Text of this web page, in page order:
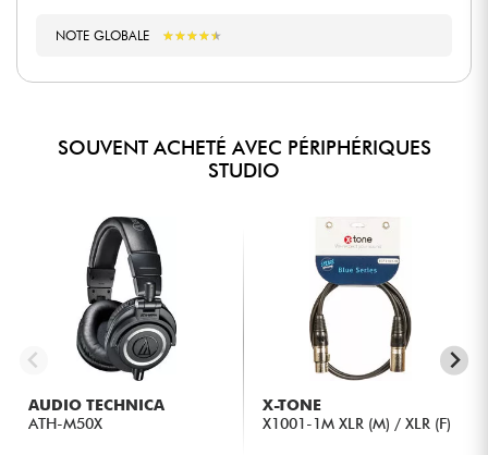
NOTE GLOBALE ★★★★★
★★★★★
SOUVENT ACHETÉ AVEC PÉRIPHÉRIQUES
STUDIO
AUDIO TECHNICA
ATH-M50X
X-TONE
X1001-1M XLR (M) / XLR (F)